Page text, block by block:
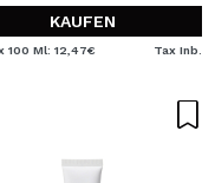
KAUFEN
100 Ml: 12,47€ Tax Inb.